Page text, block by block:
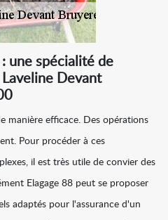
une spécialité de
Devant
manière efficace. Des opérations
Pour procéder à ces
il est très utile de convier des
Elagage 88 peut se proposer
adaptés pour l'assurance d'un